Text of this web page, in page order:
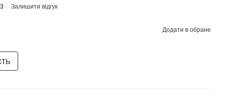
Залишити відгук
Додати в обране